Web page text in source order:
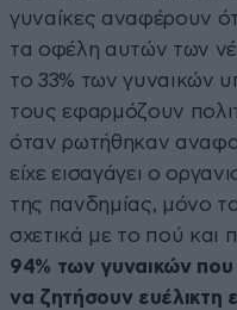
γυναίκες αναφέρουν
τα οφέλη αυτών των
το 33% των γυναικών
τους εφαρμόζουν
όταν ρωτήθηκαν
είχε εισαγάγει ο
της πανδημίας, μόνο
σχετικά με το πού και
94% των γυναικών που
να ζητήσουν ευέλικτη